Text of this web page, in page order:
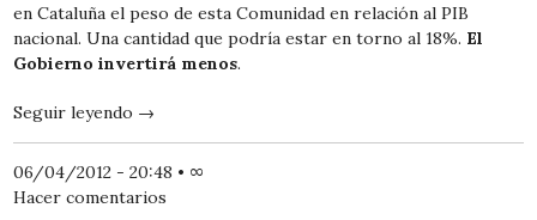
en Cataluña el peso de esta Comunidad en relación al PIB
nacional. Una cantidad que podría estar en torno al 18%. El
Gobierno invertirá menos.
Seguir leyendo →
06/04/2012 - 20:48 • ∞
Hacer comentarios